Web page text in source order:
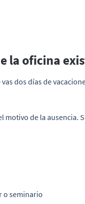
la oficina
dos días de
motivo de la ausencia.
o seminario